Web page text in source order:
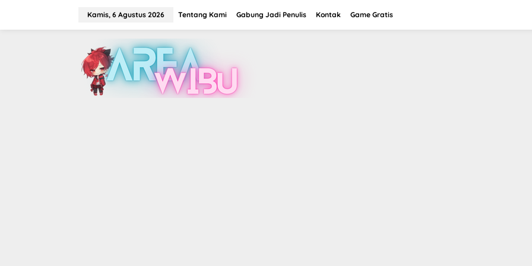
Kamis, 6 Agustus 2026 Tentang Kami Gabung Jadi Penulis Kontak Game Gratis